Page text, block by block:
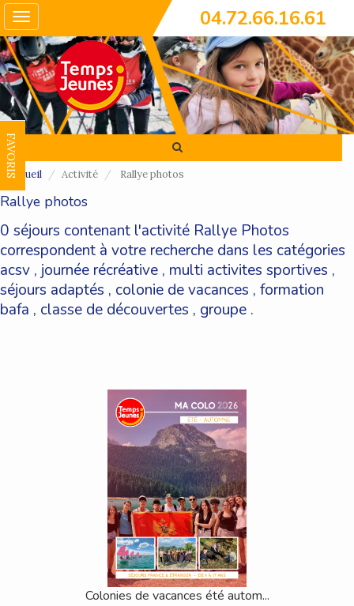
Toggle
navigation
04.72.66.16.61
FAVORIS
Accueil Activité Rallye photos
Rallye photos
0 séjours contenant l'activité Rallye Photos
correspondent à votre recherche dans les catégories
acsv , journée récréative , multi activites sportives ,
séjours adaptés , colonie de vacances , formation
bafa , classe de découvertes , groupe .
Colonies de vacances été autom...